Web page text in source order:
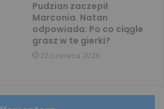
Pudzian zaczepił
Marconia. Natan
odpowiada: Po co ciągle
grasz w te gierki?
22 czerwca 2026